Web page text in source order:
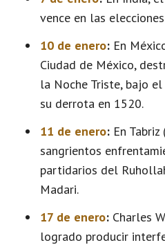
vence en las
10 de enero: En
Ciudad de México,
la Noche Triste, bajo
su derrota en 1520.
11 de enero: En
sangrientos
partidarios del
Madari.
17 de enero: Charles
logrado producir